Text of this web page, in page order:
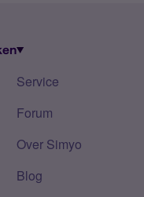
Service
Forum
Over Simyo
Blog